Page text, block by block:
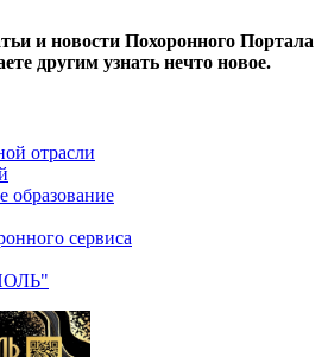
и новости Похоронного Портала
другим узнать нечто новое.
отрасли
образование
сервиса